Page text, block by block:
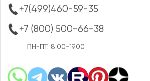
+7(499)460-59-35
+7 (800) 500-66-38
ПН-ПТ: 8.00-19.00